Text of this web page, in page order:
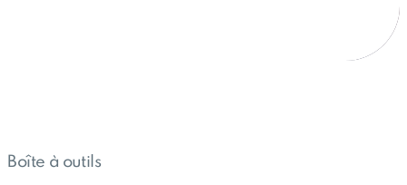
Boîte à outils